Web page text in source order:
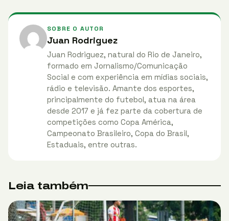
SOBRE O AUTOR
Juan Rodriguez
Juan Rodriguez, natural do Rio de Janeiro,
formado em Jornalismo/Comunicação
Social e com experiência em mídias sociais,
rádio e televisão. Amante dos esportes,
principalmente do futebol, atua na área
desde 2017 e já fez parte da cobertura de
competições como Copa América,
Campeonato Brasileiro, Copa do Brasil,
Estaduais, entre outras.
Leia também